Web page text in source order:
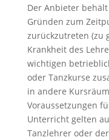
Der Anbieter
Gründen zum
zurückzutreten (zu
Krankheit des
wichtigen
oder Tanzkurse
in andere
Voraussetzungen
Unterricht gelten
Tanzlehrer oder